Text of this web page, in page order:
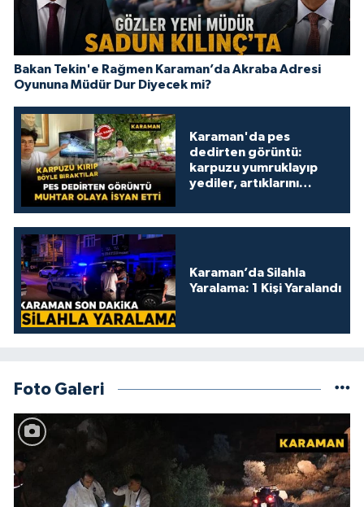
Bakan Tekin'e Rağmen Karaman’da Akraba Adresi
Oyununa Müdür Dur Diyecek mi?
Karaman'da pes
dedirten görüntü:
karpuzu yumruklayıp
yediler, artıklarını
Karaman’da Silahla
Yaralama: 1 Kişi Yaralandı
Foto Galeri